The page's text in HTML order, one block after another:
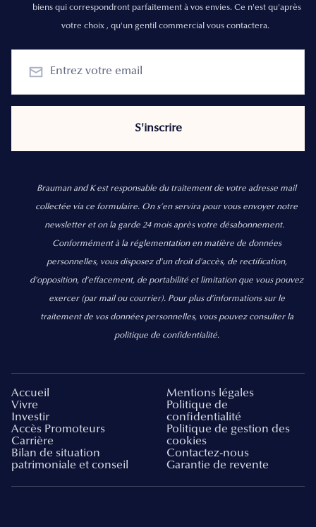
biens qui correspondront parfaitement à vos envies. Ce n'est qu'après
votre choix , qu'un gentil commercial vous contactera.
Brauman and K est responsable du traitement de votre adresse mail
collectée via ce formulaire. On s’en servira pour vous envoyer notre
newsletter et on la garde 24 mois après votre désabonnement.
Conformément à la réglementation en matière de données
personnelles, vous disposez d'un droit d'accès, de rectification,
d’opposition, d’effacement, de portabilité et limitation que vous pouvez
exercer (par mail ou courrier). Pour plus d’informations sur le
traitement de vos données personnelles, vous pouvez consulter la
politique de confidentialité.
Accueil
Vivre
Investir
Accès Promoteurs
Carrière
Bilan de situation
patrimoniale et conseil
Mentions légales
Politique de
confidentialité
Politique de gestion des
cookies
Contactez-nous
Garantie de revente